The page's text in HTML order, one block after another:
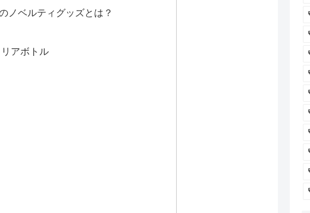
ノベルティグッズとは？
アボトル